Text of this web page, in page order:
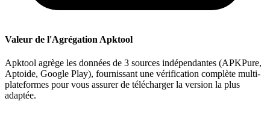
Valeur de l'Agrégation Apktool
Apktool agrège les données de 3 sources indépendantes (APKPure,
Aptoide, Google Play), fournissant une vérification complète multi-
plateformes pour vous assurer de télécharger la version la plus
adaptée.